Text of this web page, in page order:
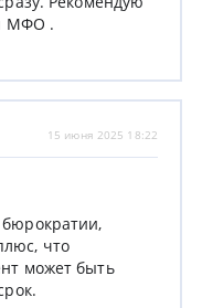
МФО .
15 июня 2025 18:22
что
может быть